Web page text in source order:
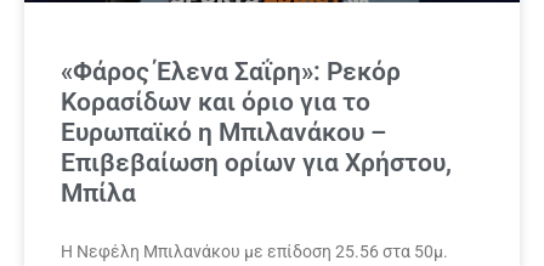
«Φάρος Έλενα Σαΐρη»: Ρεκόρ
Κορασίδων και όριο για το
Ευρωπαϊκό η Μπιλανάκου –
Επιβεβαίωση ορίων για Χρήστου,
Μπίλα
Η Νεφέλη Μπιλανάκου με επίδοση 25.56 στα 50μ.